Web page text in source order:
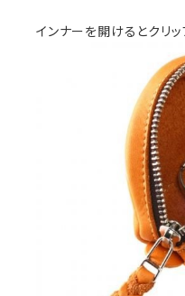
インナーを開けるとクリ